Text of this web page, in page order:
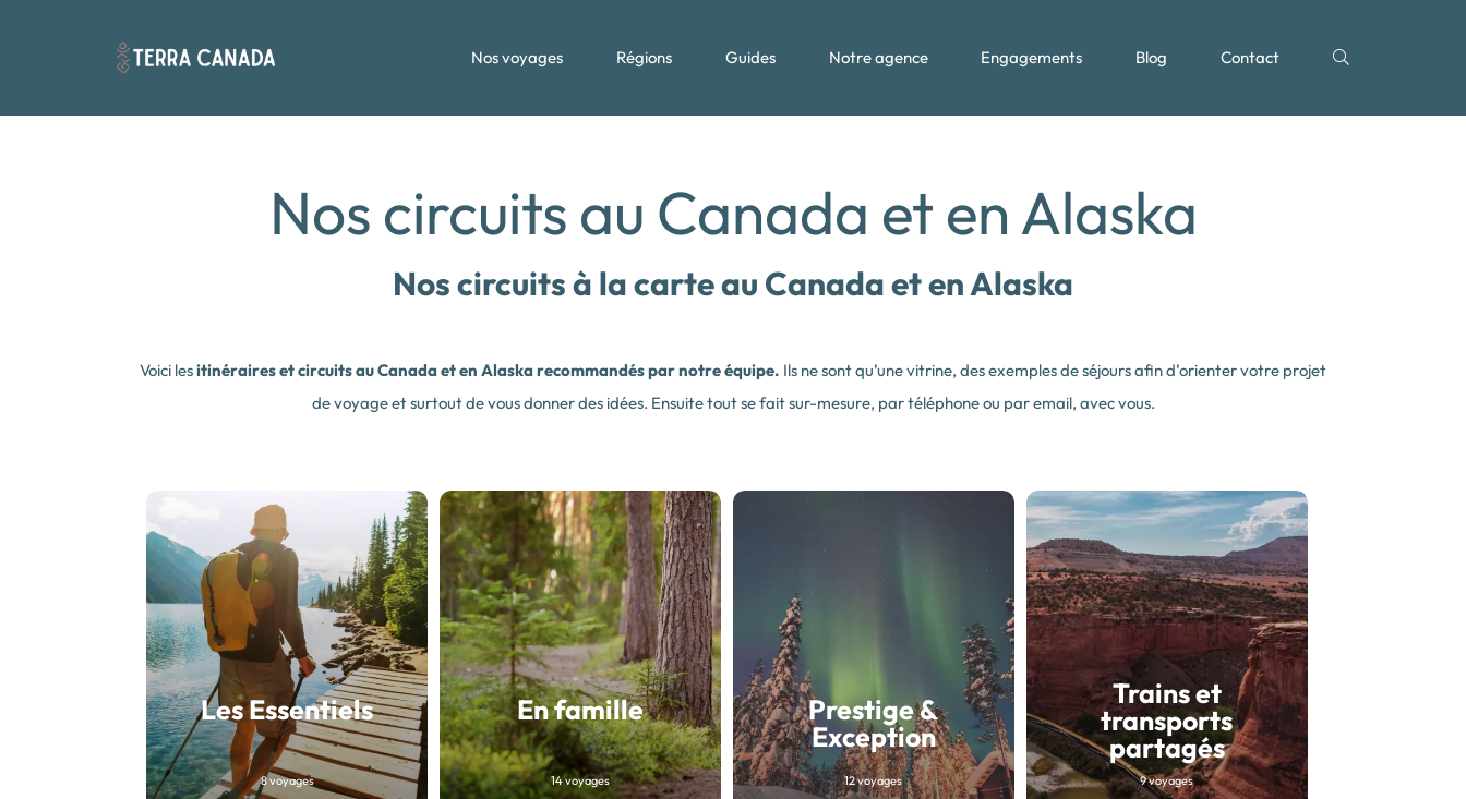
Nos voyages Régions Guides Notre agence Engagements Blog Contact
Nos circuits au Canada et en Alaska
Nos circuits à la carte au Canada et en Alaska
Voici lesitinéraires et circuits au Canada et en Alaska recommandés par notre équipe. Ils ne sont qu’une vitrine, des exemples de séjours afin d’orienter votre projet
de voyage et surtout de vous donner des idées. Ensuite tout se fait sur-mesure, par téléphone ou par email, avec vous.
Les Essentiels
8 voyages
En famille
14 voyages
Prestige &
Exception
12 voyages
Trains et
transports
partagés
9 voyages